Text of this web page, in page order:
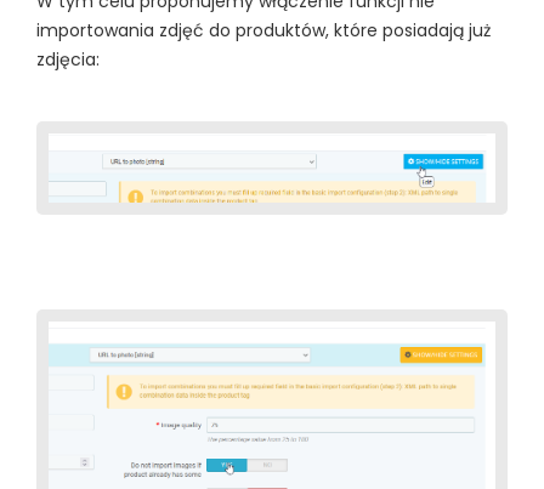
importowania zdjęć do produktów, które posiadają już
zdjęcia: